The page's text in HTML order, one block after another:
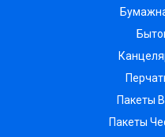
Пакеты
Пакеты